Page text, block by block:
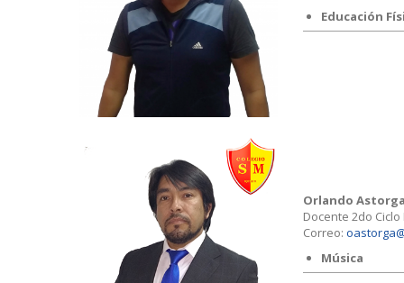
Educación
Orlando
Docente 2do
Correo:
Música